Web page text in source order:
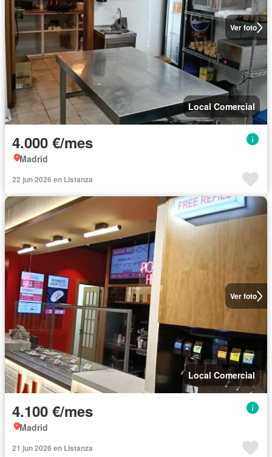
Ver foto
Local Comercial
4.000 €/mes
Madrid
22 jun 2026 en Listanza
Ver foto
Local Comercial
4.100 €/mes
Madrid
21 jun 2026 en Listanza